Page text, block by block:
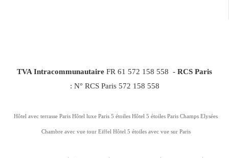
TVA Intracommunautaire FR 61 572 158 558 - RCS Paris
: N° RCS Paris 572 158 558
Hôtel avec terrasse Paris Hôtel luxe Paris 5 étoiles Hôtel 5 étoiles Paris Champs Elysées
Chambre avec vue tour Eiffel Hôtel 5 étoiles avec vue sur Paris